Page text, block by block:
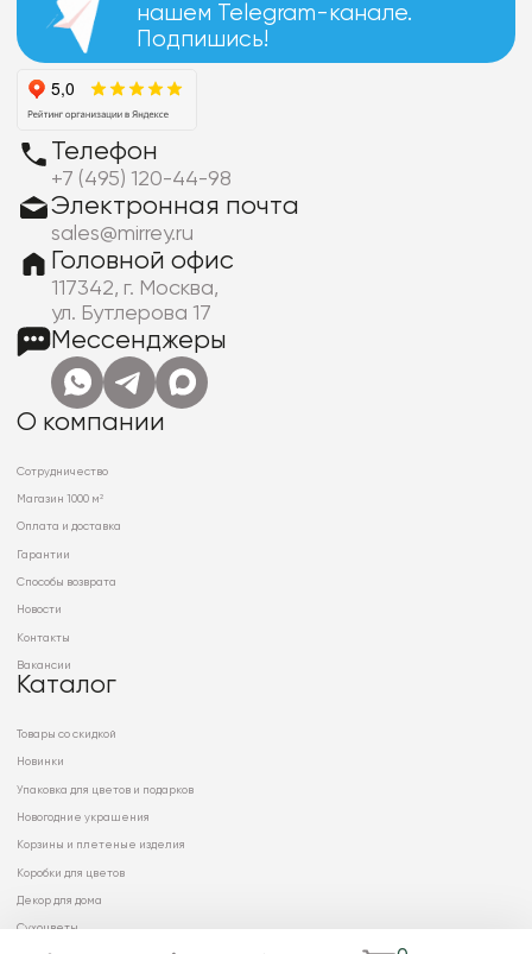
нашем Telegram-канале.
Подпишись!
Телефон
+7 (495) 120-44-98
Электронная почта
sales@mirrey.ru
Головной офис
117342, г. Москва,
ул. Бутлерова 17
Мессенджеры
О компании
Сотрудничество
Магазин 1000 м²
Оплата и доставка
Гарантии
Способы возврата
Новости
Контакты
Вакансии
Каталог
Товары со скидкой
Новинки
Упаковка для цветов и подарков
Новогодние украшения
Корзины и плетеные изделия
Коробки для цветов
Декор для дома
Сухоцветы